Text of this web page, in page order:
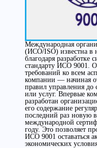
Международная
(ИСО/ISO) известна в
благодаря разработке
стандарту ИСО 9001.
требований ко всем
компании — начиная
правил управления до
или услуг. Впервые
разработан
его содержание
последний раз новую
международной
году. Это позволяет
ИСО 9001 оставаться
экономических